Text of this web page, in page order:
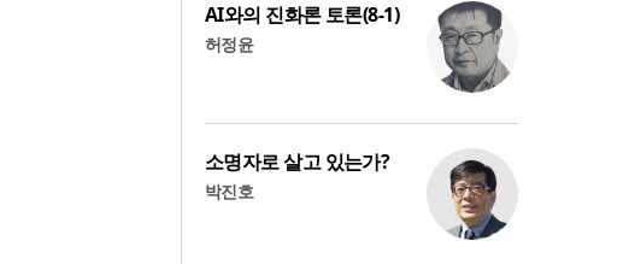
AI와의 진화론 토론(8-1)
허정윤
소명자로 살고 있는가?
박진호